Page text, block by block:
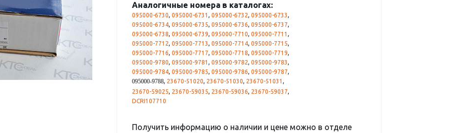
Аналогичные номера в каталогах:
095000-6730, 095000-6731 , 095000-6732, 095000-6733,
095000-6734, 095000-6735, 095000-6736, 095000-6737,
095000-6738, 095000-6739, 095000-7710, 095000-7711 ,
095000-7712, 095000-7713, 095000-7714, 095000-7715,
095000-7716, 095000-7717, 095000-7718, 095000-7719,
095000-9780, 095000-9781 , 095000-9782, 095000-9783,
095000-9784, 095000-9785, 095000-9786, 095000-9787,
095000-9788, 23670-51020, 23670-51030, 23670-51031 ,
23670-59025, 23670-59035, 23670-59036, 23670-59037,
DCRI107710
Получить информацию о наличии и цене можно в отделе